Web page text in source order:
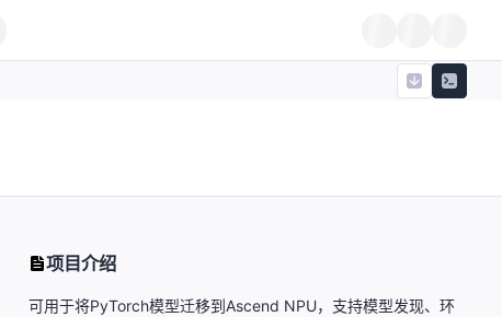
项目介绍
可用于将PyTorch模型迁移到Ascend NPU，支持模型发现、环